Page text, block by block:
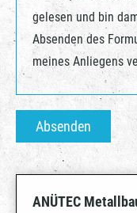
gelesen und bin
Absenden des
meines Anliegens
Absenden
ANÜTEC